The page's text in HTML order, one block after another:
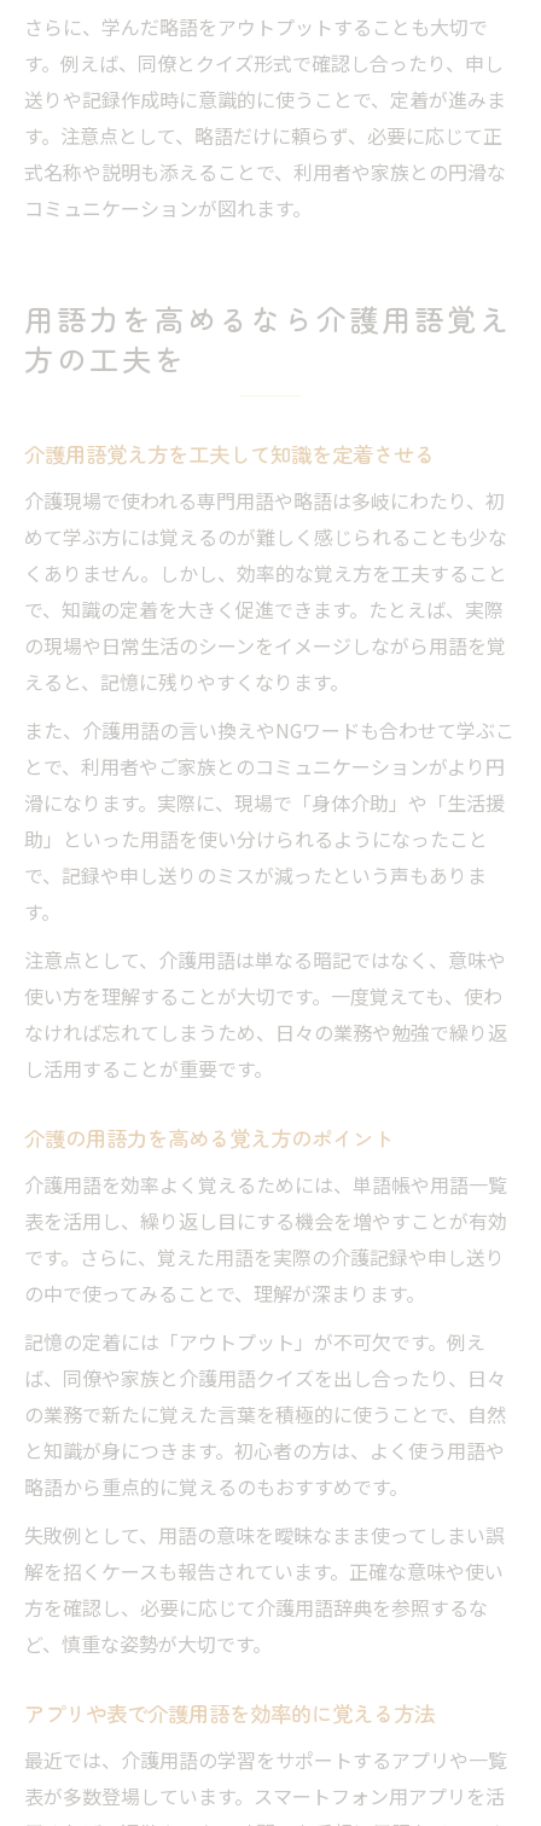
さらに、学んだ略語をアウトプットすることも大切で
す。例えば、同僚とクイズ形式で確認し合ったり、申し
送りや記録作成時に意識的に使うことで、定着が進みま
す。注意点として、略語だけに頼らず、必要に応じて正
式名称や説明も添えることで、利用者や家族との円滑な
コミュニケーションが図れます。
用語力を高めるなら介護用語覚え
方の工夫を
介護用語覚え方を工夫して知識を定着させる
介護現場で使われる専門用語や略語は多岐にわたり、初
めて学ぶ方には覚えるのが難しく感じられることも少な
くありません。しかし、効率的な覚え方を工夫すること
で、知識の定着を大きく促進できます。たとえば、実際
の現場や日常生活のシーンをイメージしながら用語を覚
えると、記憶に残りやすくなります。
また、介護用語の言い換えやNGワードも合わせて学ぶこ
とで、利用者やご家族とのコミュニケーションがより円
滑になります。実際に、現場で「身体介助」や「生活援
助」といった用語を使い分けられるようになったこと
で、記録や申し送りのミスが減ったという声もありま
す。
注意点として、介護用語は単なる暗記ではなく、意味や
使い方を理解することが大切です。一度覚えても、使わ
なければ忘れてしまうため、日々の業務や勉強で繰り返
し活用することが重要です。
介護の用語力を高める覚え方のポイント
介護用語を効率よく覚えるためには、単語帳や用語一覧
表を活用し、繰り返し目にする機会を増やすことが有効
です。さらに、覚えた用語を実際の介護記録や申し送り
の中で使ってみることで、理解が深まります。
記憶の定着には「アウトプット」が不可欠です。例え
ば、同僚や家族と介護用語クイズを出し合ったり、日々
の業務で新たに覚えた言葉を積極的に使うことで、自然
と知識が身につきます。初心者の方は、よく使う用語や
略語から重点的に覚えるのもおすすめです。
失敗例として、用語の意味を曖昧なまま使ってしまい誤
解を招くケースも報告されています。正確な意味や使い
方を確認し、必要に応じて介護用語辞典を参照するな
ど、慎重な姿勢が大切です。
アプリや表で介護用語を効率的に覚える方法
最近では、介護用語の学習をサポートするアプリや一覧
表が多数登場しています。スマートフォン用アプリを活